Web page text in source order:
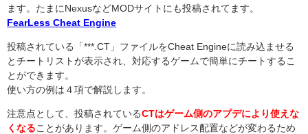
ます。たまにNexusなどMODサイトにも投稿されてます。
FearLess Cheat Engine
投稿されている「***.CT」ファイルをCheat Engineに読み込ませる
とチートリストが表示され、対応するゲームで簡単にチートするこ
とができます。
使い方の例は４項で解説します。
注意点として、投稿されているCTはゲーム側のアプデにより使えな
くなる ことがあります。ゲーム側のアドレス配置などが変わるため